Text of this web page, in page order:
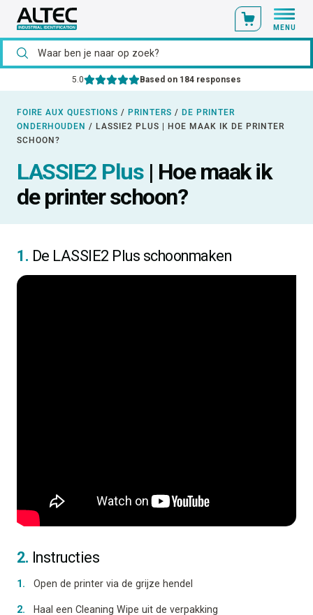
MENU
5.0 Based on 184 responses
FOIRE AUX QUESTIONS / PRINTERS / DE PRINTER
ONDERHOUDEN / LASSIE2 PLUS | HOE MAAK IK DE PRINTER
SCHOON?
LASSIE2 Plus| Hoe maak ik
de printer schoon?
1. De LASSIE2 Plus schoonmaken
2. Instructies
Open de printer via de grijze hendel
Haal een Cleaning Wipe uit de verpakking